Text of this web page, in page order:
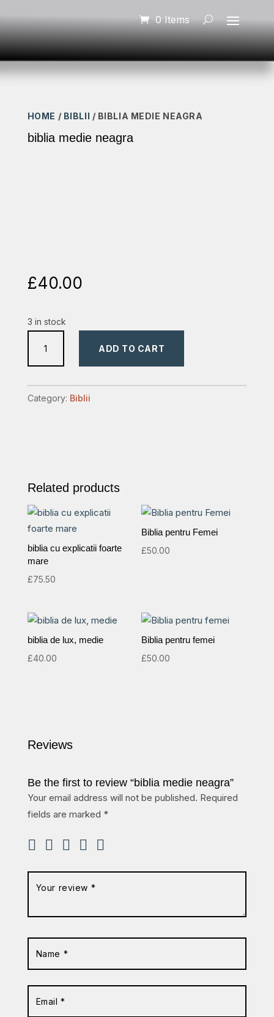
0 Items
HOME / BIBLII / BIBLIA MEDIE NEAGRA
biblia medie neagra
£40.00
3 in stock
medie
quantity
ADD TO CART
Category: Biblii
Related products
biblia cu explicatii foarte
mare
£75.50
Biblia pentru Femei
£50.00
biblia de lux, medie
£40.00
Biblia pentru femei
£50.00
Reviews
Be the first to review “biblia medie neagra”
Your email address will not be published. Required
fields are marked *